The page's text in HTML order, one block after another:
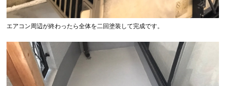
エアコン周辺が終わったら全体を二回塗装して完成です。